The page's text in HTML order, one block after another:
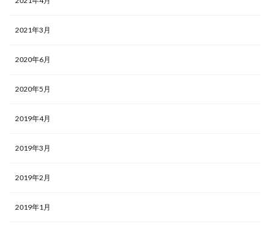
2021年3月
2020年6月
2020年5月
2019年4月
2019年3月
2019年2月
2019年1月